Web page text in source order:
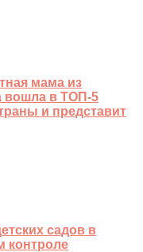
мама из
вошла в ТОП-5
и представит
садов в
контроле